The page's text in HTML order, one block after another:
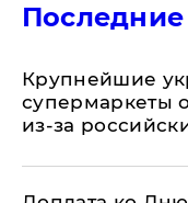
Крупнейшие
супермаркеты
из-за